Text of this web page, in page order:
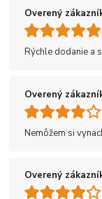
Overený
Rýchle dodanie a
Overený
Nemôžem si
Overený